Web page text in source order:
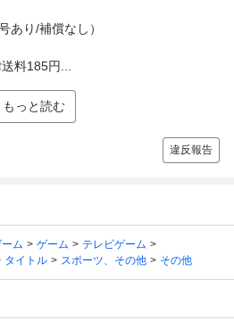
あり/補償なし）
料185円...
もっと読む
違反報告
ム ゲーム
テレビゲーム
タイトル スポーツ、その他 その他